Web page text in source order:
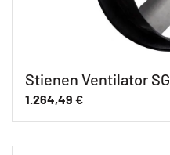
Stienen Ventilator
1.264,49 €